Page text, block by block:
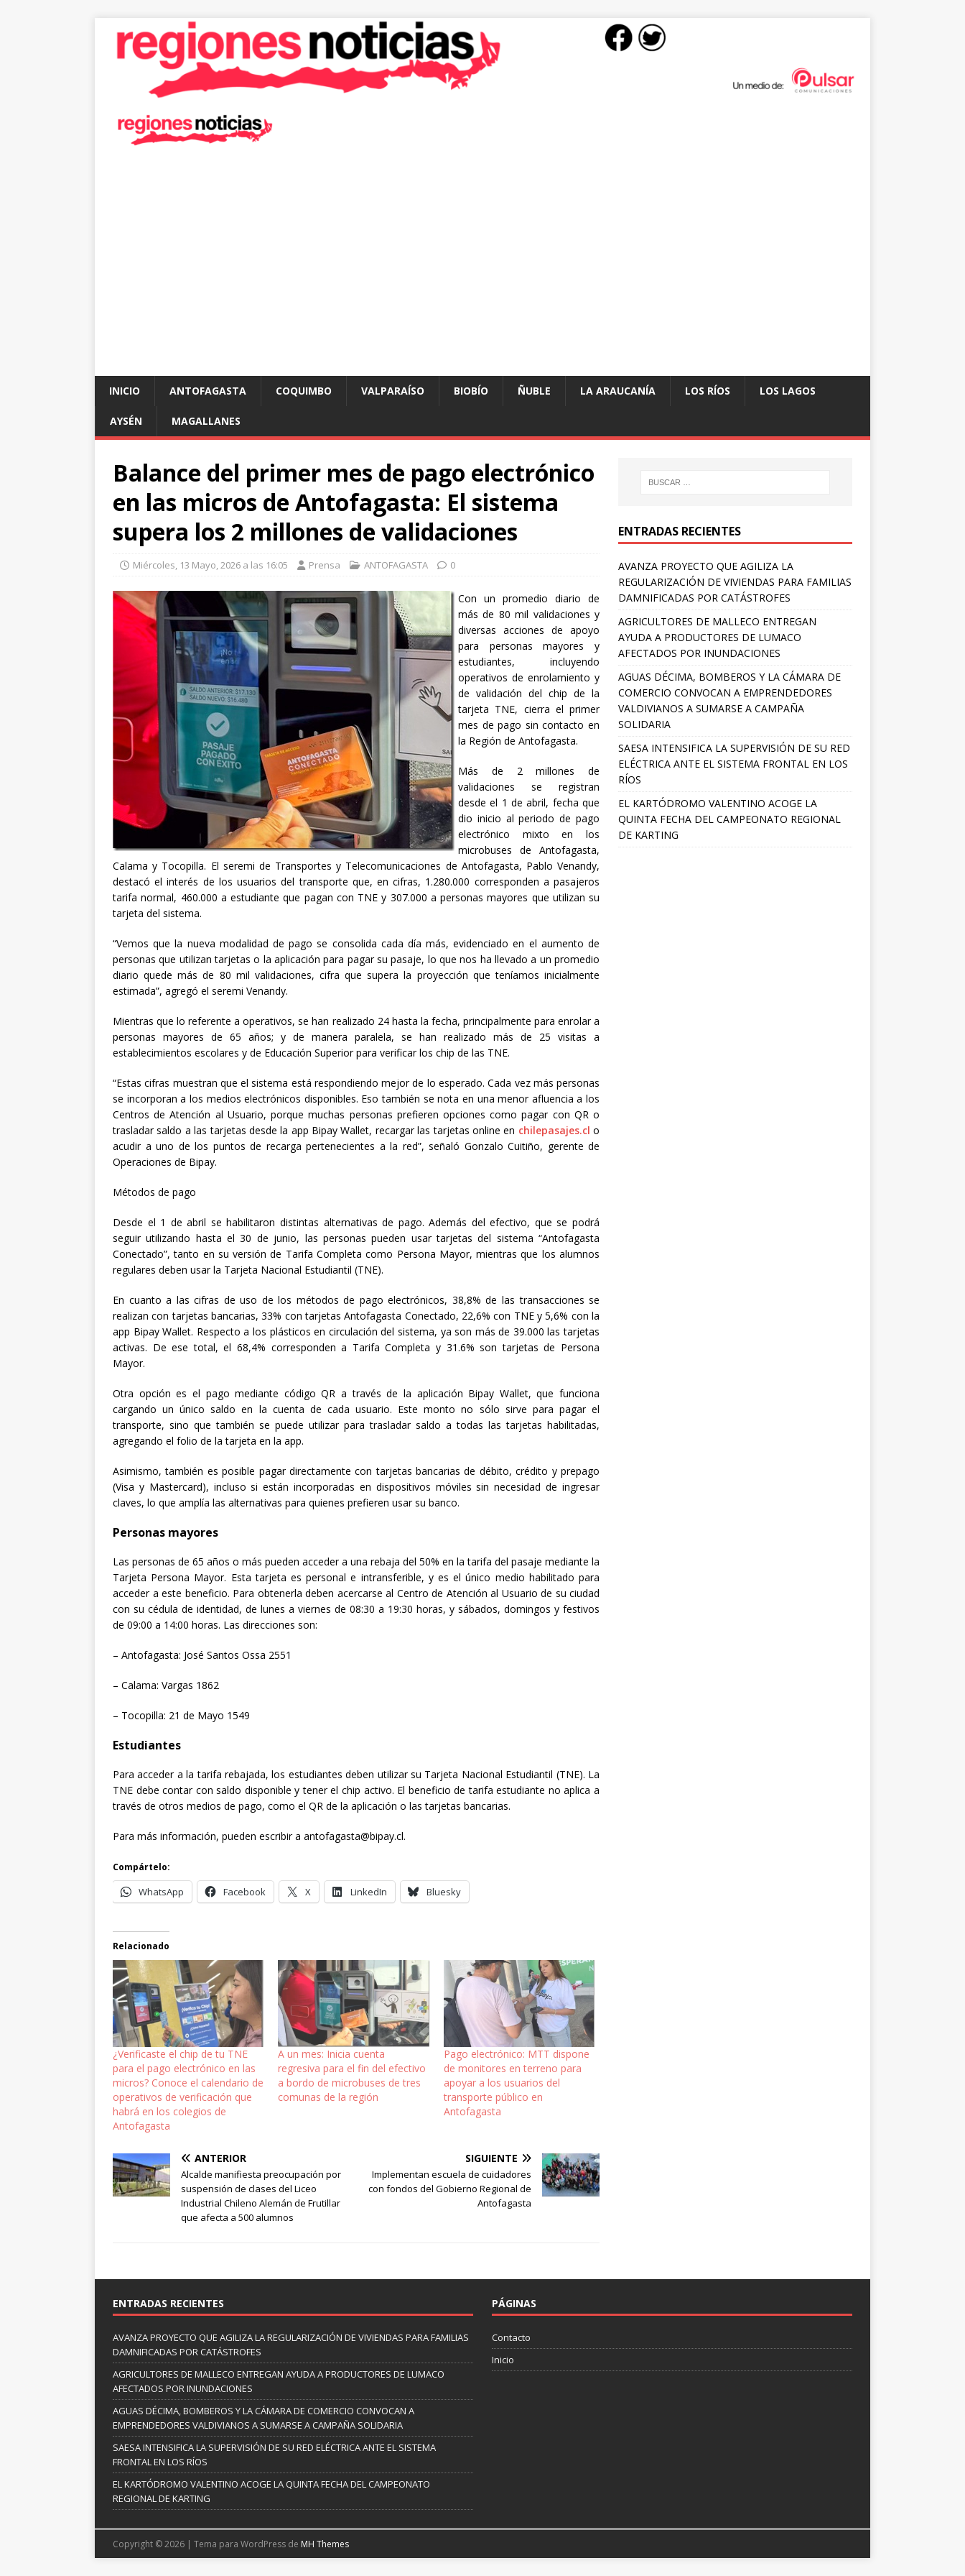
INICIO ANTOFAGASTA COQUIMBO VALPARAÍSO BIOBÍO ÑUBLE LA ARAUCANÍA LOS RÍOS LOS LAGOS
AYSÉN MAGALLANES
Balance del primer mes de pago electrónico
en las micros de Antofagasta: El sistema
supera los 2 millones de validaciones
Miércoles, 13 Mayo, 2026 a las 16:05 Prensa ANTOFAGASTA 0
Con un promedio diario de
más de 80 mil validaciones y
diversas acciones de apoyo
para personas mayores y
estudiantes, incluyendo
operativos de enrolamiento y
de validación del chip de la
tarjeta TNE, cierra el primer
mes de pago sin contacto en
la Región de Antofagasta.
Más de 2 millones de
validaciones se registran
desde el 1 de abril, fecha que
dio inicio al periodo de pago
electrónico mixto en los
microbuses de Antofagasta,
Calama y Tocopilla. El seremi de Transportes y Telecomunicaciones de Antofagasta, Pablo Venandy,
destacó el interés de los usuarios del transporte que, en cifras, 1.280.000 corresponden a pasajeros
tarifa normal, 460.000 a estudiante que pagan con TNE y 307.000 a personas mayores que utilizan su
tarjeta del sistema.
“Vemos que la nueva modalidad de pago se consolida cada día más, evidenciado en el aumento de
personas que utilizan tarjetas o la aplicación para pagar su pasaje, lo que nos ha llevado a un promedio
diario quede más de 80 mil validaciones, cifra que supera la proyección que teníamos inicialmente
estimada”, agregó el seremi Venandy.
Mientras que lo referente a operativos, se han realizado 24 hasta la fecha, principalmente para enrolar a
personas mayores de 65 años; y de manera paralela, se han realizado más de 25 visitas a
establecimientos escolares y de Educación Superior para verificar los chip de las TNE.
“Estas cifras muestran que el sistema está respondiendo mejor de lo esperado. Cada vez más personas
se incorporan a los medios electrónicos disponibles. Eso también se nota en una menor afluencia a los
Centros de Atención al Usuario, porque muchas personas prefieren opciones como pagar con QR o
trasladar saldo a las tarjetas desde la app Bipay Wallet, recargar las tarjetas online en chilepasajes.cl o
acudir a uno de los puntos de recarga pertenecientes a la red”, señaló Gonzalo Cuitiño, gerente de
Operaciones de Bipay.
Métodos de pago
Desde el 1 de abril se habilitaron distintas alternativas de pago. Además del efectivo, que se podrá
seguir utilizando hasta el 30 de junio, las personas pueden usar tarjetas del sistema “Antofagasta
Conectado”, tanto en su versión de Tarifa Completa como Persona Mayor, mientras que los alumnos
regulares deben usar la Tarjeta Nacional Estudiantil (TNE).
En cuanto a las cifras de uso de los métodos de pago electrónicos, 38,8% de las transacciones se
realizan con tarjetas bancarias, 33% con tarjetas Antofagasta Conectado, 22,6% con TNE y 5,6% con la
app Bipay Wallet. Respecto a los plásticos en circulación del sistema, ya son más de 39.000 las tarjetas
activas. De ese total, el 68,4% corresponden a Tarifa Completa y 31.6% son tarjetas de Persona
Mayor.
Otra opción es el pago mediante código QR a través de la aplicación Bipay Wallet, que funciona
cargando un único saldo en la cuenta de cada usuario. Este monto no sólo sirve para pagar el
transporte, sino que también se puede utilizar para trasladar saldo a todas las tarjetas habilitadas,
agregando el folio de la tarjeta en la app.
Asimismo, también es posible pagar directamente con tarjetas bancarias de débito, crédito y prepago
(Visa y Mastercard), incluso si están incorporadas en dispositivos móviles sin necesidad de ingresar
claves, lo que amplía las alternativas para quienes prefieren usar su banco.
Personas mayores
Las personas de 65 años o más pueden acceder a una rebaja del 50% en la tarifa del pasaje mediante la
Tarjeta Persona Mayor. Esta tarjeta es personal e intransferible, y es el único medio habilitado para
acceder a este beneficio. Para obtenerla deben acercarse al Centro de Atención al Usuario de su ciudad
con su cédula de identidad, de lunes a viernes de 08:30 a 19:30 horas, y sábados, domingos y festivos
de 09:00 a 14:00 horas. Las direcciones son:
– Antofagasta: José Santos Ossa 2551
– Calama: Vargas 1862
– Tocopilla: 21 de Mayo 1549
Estudiantes
Para acceder a la tarifa rebajada, los estudiantes deben utilizar su Tarjeta Nacional Estudiantil (TNE). La
TNE debe contar con saldo disponible y tener el chip activo. El beneficio de tarifa estudiante no aplica a
través de otros medios de pago, como el QR de la aplicación o las tarjetas bancarias.
Para más información, pueden escribir a antofagasta@bipay.cl.
Compártelo:
WhatsApp Facebook X LinkedIn Bluesky
Relacionado
¿Verificaste el chip de tu TNE
para el pago electrónico en las
micros? Conoce el calendario de
operativos de verificación que
habrá en los colegios de
Antofagasta
A un mes: Inicia cuenta
regresiva para el fin del efectivo
a bordo de microbuses de tres
comunas de la región
Pago electrónico: MTT dispone
de monitores en terreno para
apoyar a los usuarios del
transporte público en
Antofagasta
ANTERIOR
Alcalde manifiesta preocupación por
suspensión de clases del Liceo
Industrial Chileno Alemán de Frutillar
que afecta a 500 alumnos
SIGUIENTE
Implementan escuela de cuidadores
con fondos del Gobierno Regional de
Antofagasta
ENTRADAS RECIENTES
AVANZA PROYECTO QUE AGILIZA LA
REGULARIZACIÓN DE VIVIENDAS PARA FAMILIAS
DAMNIFICADAS POR CATÁSTROFES
AGRICULTORES DE MALLECO ENTREGAN
AYUDA A PRODUCTORES DE LUMACO
AFECTADOS POR INUNDACIONES
AGUAS DÉCIMA, BOMBEROS Y LA CÁMARA DE
COMERCIO CONVOCAN A EMPRENDEDORES
VALDIVIANOS A SUMARSE A CAMPAÑA
SOLIDARIA
SAESA INTENSIFICA LA SUPERVISIÓN DE SU RED
ELÉCTRICA ANTE EL SISTEMA FRONTAL EN LOS
RÍOS
EL KARTÓDROMO VALENTINO ACOGE LA
QUINTA FECHA DEL CAMPEONATO REGIONAL
DE KARTING
ENTRADAS RECIENTES
AVANZA PROYECTO QUE AGILIZA LA REGULARIZACIÓN DE VIVIENDAS PARA FAMILIAS
DAMNIFICADAS POR CATÁSTROFES
AGRICULTORES DE MALLECO ENTREGAN AYUDA A PRODUCTORES DE LUMACO
AFECTADOS POR INUNDACIONES
AGUAS DÉCIMA, BOMBEROS Y LA CÁMARA DE COMERCIO CONVOCAN A
EMPRENDEDORES VALDIVIANOS A SUMARSE A CAMPAÑA SOLIDARIA
SAESA INTENSIFICA LA SUPERVISIÓN DE SU RED ELÉCTRICA ANTE EL SISTEMA
FRONTAL EN LOS RÍOS
EL KARTÓDROMO VALENTINO ACOGE LA QUINTA FECHA DEL CAMPEONATO
REGIONAL DE KARTING
PÁGINAS
Contacto
Inicio
Copyright © 2026 | Tema para WordPress de MH Themes